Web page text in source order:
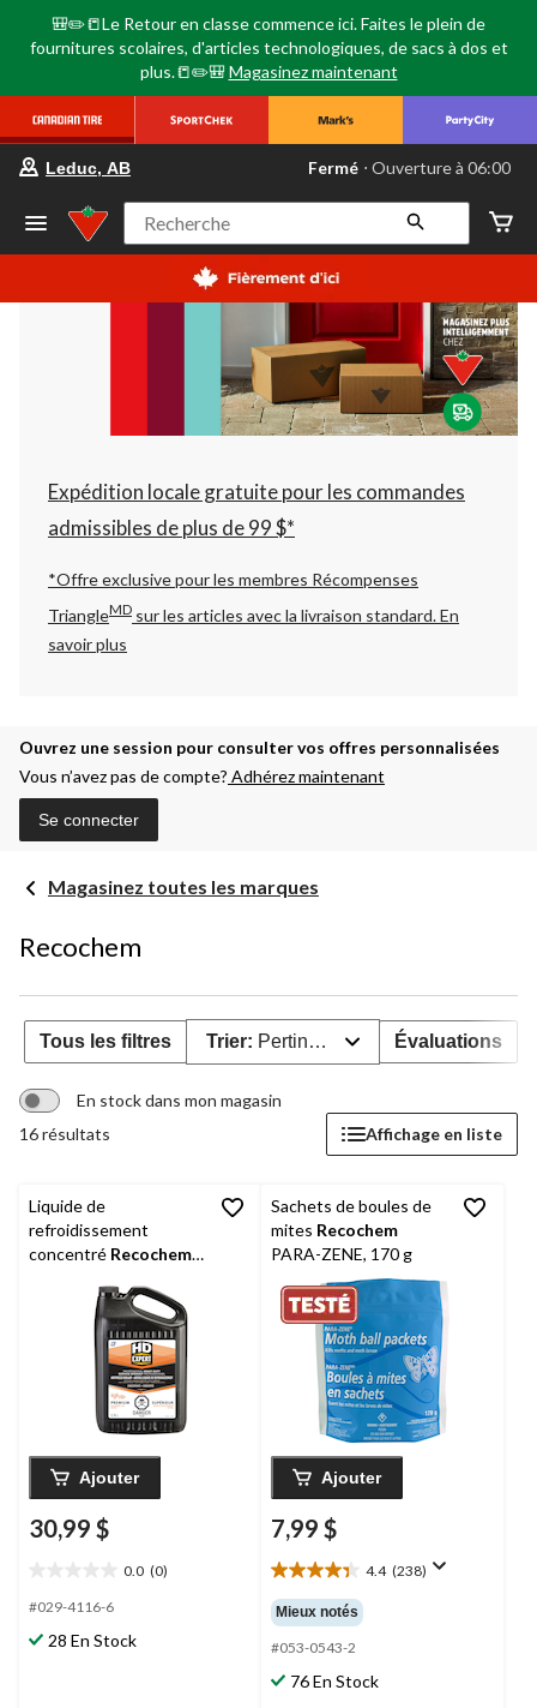
🎒✏️📒Le Retour en classe commence ici. Faites le plein de
fournitures scolaires, d'articles technologiques, de sacs à dos et
plus.📒✏️🎒 Magasinez maintenant
votre
préféré
Leduc,
AB,
courament
Fermé,
à
06:00
cliquer
pour
changer
Leduc, AB Fermé ⋅ Ouverture à 06:00
Recherche
Expédition locale gratuite pour les commandes
admissibles de plus de 99 $*
*Offre exclusive pour les membres Récompenses
TriangleMD sur les articles avec la livraison standard.En
savoir plus
Ouvrez une session pour consulter vos offres personnalisées
Vous n’avez pas de compte? Adhérez maintenant
Se connecter
Magasinez toutes les marques
Recochem
Tous les filtres Trier: Pertinence Évaluations
En stock dans mon magasin
16 résultats
Affichage en liste
Liquide de
refroidissement
concentré Recochem
pour diesel de service
intense, 3,78 L
Ajouter
30,99 $
0.0 (0)
étoile(s)
5.
#029-4116-6
28 En Stock
Sachets de boules de
mites Recochem
PARA-ZENE, 170 g
Ajouter
7,99 $
4.4 (238)
4.4
étoile(s)
sur
5.
238
évaluations
Mieux notés
#053-0543-2
76 En Stock